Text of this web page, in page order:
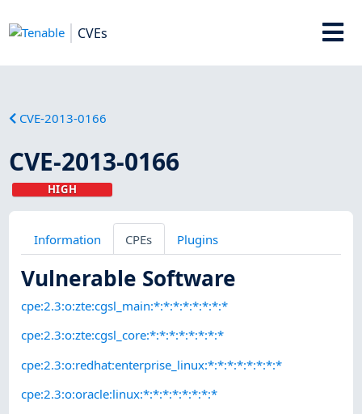
CVEs
CVE-2013-0166
CVE-2013-0166
HIGH
Information CPEs Plugins
Vulnerable Software
cpe:2.3:o:zte:cgsl_main:*:*:*:*:*:*:*:*
cpe:2.3:o:zte:cgsl_core:*:*:*:*:*:*:*:*
cpe:2.3:o:redhat:enterprise_linux:*:*:*:*:*:*:*:*
cpe:2.3:o:oracle:linux:*:*:*:*:*:*:*:*